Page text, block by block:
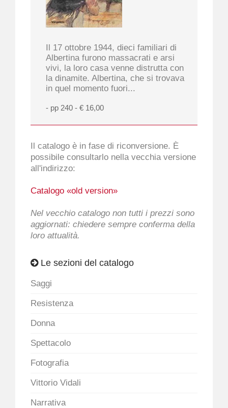
Il 17 ottobre 1944, dieci familiari di
Albertina furono massacrati e arsi
vivi, la loro casa venne distrutta con
la dinamite. Albertina, che si trovava
in quel momento fuori...
- pp 240 - € 16,00
Il catalogo è in fase di riconversione. È
possibile consultarlo nella vecchia versione
all'indirizzo:
Catalogo «old version»
Nel vecchio catalogo non tutti i prezzi sono
aggiornati: chiedere sempre conferma della
loro attualità.
Le sezioni del catalogo
Saggi
Resistenza
Donna
Spettacolo
Fotografia
Vittorio Vidali
Narrativa